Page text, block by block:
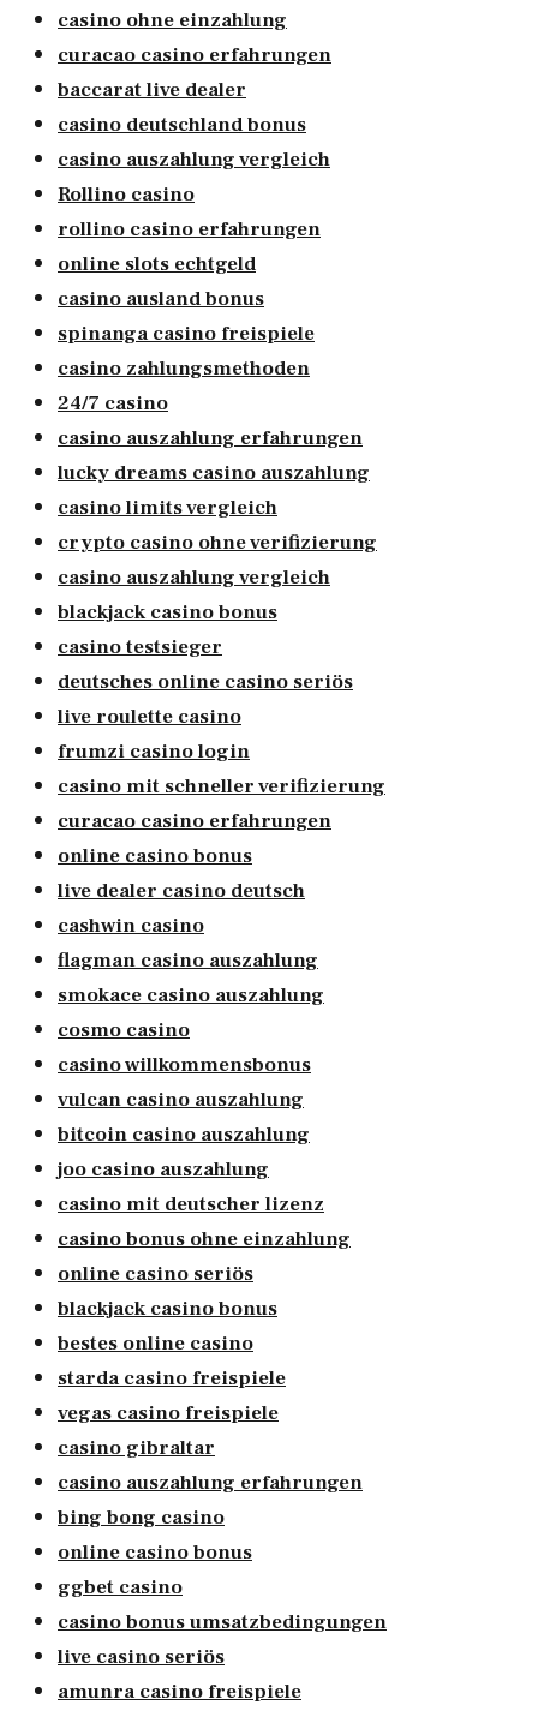
casino ohne einzahlung
curacao casino erfahrungen
baccarat live dealer
casino deutschland bonus
casino auszahlung vergleich
Rollino casino
rollino casino erfahrungen
online slots echtgeld
casino ausland bonus
spinanga casino freispiele
casino zahlungsmethoden
24/7 casino
casino auszahlung erfahrungen
lucky dreams casino auszahlung
casino limits vergleich
crypto casino ohne verifizierung
casino auszahlung vergleich
blackjack casino bonus
casino testsieger
deutsches online casino seriös
live roulette casino
frumzi casino login
casino mit schneller verifizierung
curacao casino erfahrungen
online casino bonus
live dealer casino deutsch
cashwin casino
flagman casino auszahlung
smokace casino auszahlung
cosmo casino
casino willkommensbonus
vulcan casino auszahlung
bitcoin casino auszahlung
joo casino auszahlung
casino mit deutscher lizenz
casino bonus ohne einzahlung
online casino seriös
blackjack casino bonus
bestes online casino
starda casino freispiele
vegas casino freispiele
casino gibraltar
casino auszahlung erfahrungen
bing bong casino
online casino bonus
ggbet casino
casino bonus umsatzbedingungen
live casino seriös
amunra casino freispiele